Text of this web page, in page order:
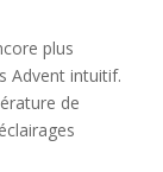
plus
Advent intuitif.
de